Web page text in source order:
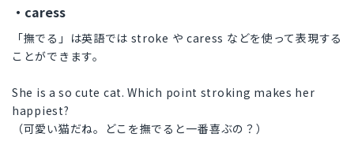
・caress
「撫でる」は英語では stroke や caress などを使って表現する
ことができます。
She is a so cute cat. Which point stroking makes her
happiest?
（可愛い猫だね。どこを撫でると一番喜ぶの？）